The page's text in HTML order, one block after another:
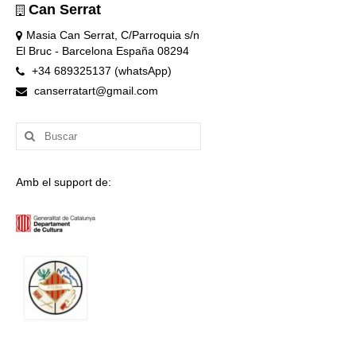
Can Serrat
Masia Can Serrat, C/Parroquia s/n
El Bruc - Barcelona España 08294
+34 689325137 (whatsApp)
canserratart@gmail.com
Buscar
por:
Amb el support de: